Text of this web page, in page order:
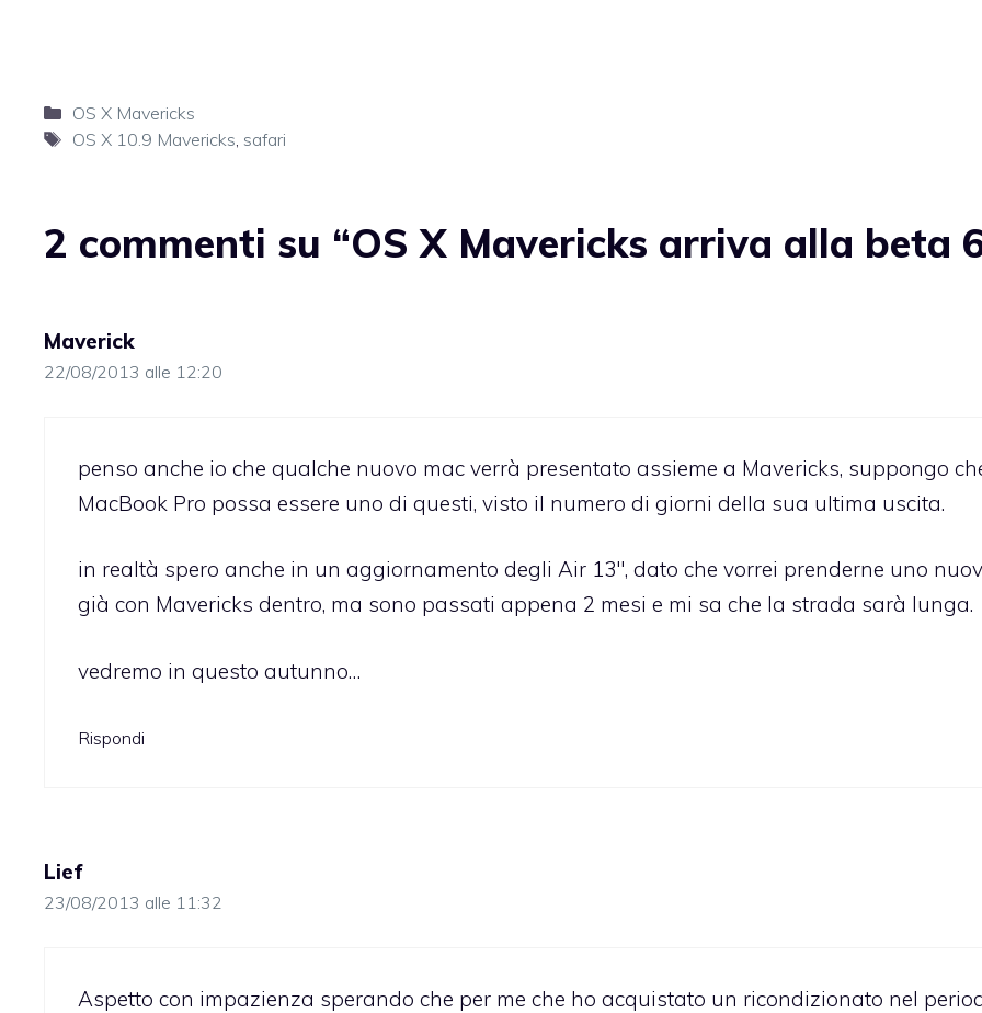
Categorie
OS X Mavericks
Tag
OS X 10.9 Mavericks, safari
2 commenti su “OS X Mavericks arriva alla beta
Maverick
22/08/2013 alle 12:20
penso anche io che qualche nuovo mac verrà presentato assieme a Mavericks, suppongo
MacBook Pro possa essere uno di questi, visto il numero di giorni della sua ultima uscita.
in realtà spero anche in un aggiornamento degli Air 13″, dato che vorrei prenderne uno
già con Mavericks dentro, ma sono passati appena 2 mesi e mi sa che la strada sarà lunga.
vedremo in questo autunno…
Rispondi
Lief
23/08/2013 alle 11:32
Aspetto con impazienza sperando che per me che ho acquistato un ricondizionato nel